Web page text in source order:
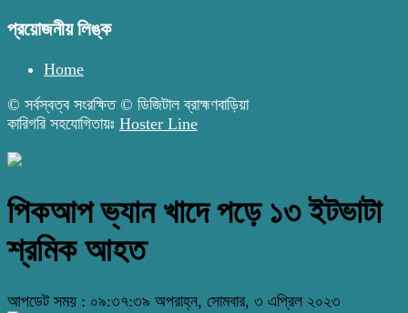
প্রয়োজনীয় লিঙ্ক
Home
© সর্বস্বত্ব সংরক্ষিত © ডিজিটাল ব্রাহ্মণবাড়িয়া
কারিগরি সহযোগিতায়ঃ Hoster Line
পিকআপ ভ্যান খাদে পড়ে ১৩ ইটভাটা
শ্রমিক আহত
আপডেট সময় : ০৯:৩৭:৩৯ অপরাহ্ন, সোমবার, ৩ এপ্রিল ২০২৩